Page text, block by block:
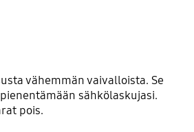
vähemmän vaivalloista. Se
sähkölaskujasi.
pois.